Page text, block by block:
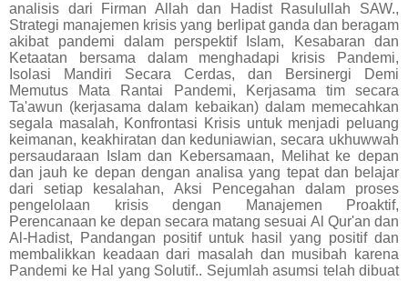
analisis dari Firman Allah dan Hadist Rasulullah SAW.,
Strategi manajemen krisis yang berlipat ganda dan beragam
akibat pandemi dalam perspektif Islam, Kesabaran dan
Ketaatan bersama dalam menghadapi krisis Pandemi,
Isolasi Mandiri Secara Cerdas, dan Bersinergi Demi
Memutus Mata Rantai Pandemi, Kerjasama tim secara
Ta'awun (kerjasama dalam kebaikan) dalam memecahkan
segala masalah, Konfrontasi Krisis untuk menjadi peluang
keimanan, keakhiratan dan keduniawian, secara ukhuwwah
persaudaraan Islam dan Kebersamaan, Melihat ke depan
dan jauh ke depan dengan analisa yang tepat dan belajar
dari setiap kesalahan, Aksi Pencegahan dalam proses
pengelolaan krisis dengan Manajemen Proaktif,
Perencanaan ke depan secara matang sesuai Al Qur'an dan
Al-Hadist, Pandangan positif untuk hasil yang positif dan
membalikkan keadaan dari masalah dan musibah karena
Pandemi ke Hal yang Solutif.. Sejumlah asumsi telah dibuat